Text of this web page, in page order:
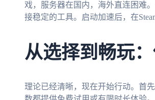
戏，服务器在国内，海外直连困难
接稳定的工具。启动加速后，在
从选择到畅玩
理论已经清晰，现在开始行动。首